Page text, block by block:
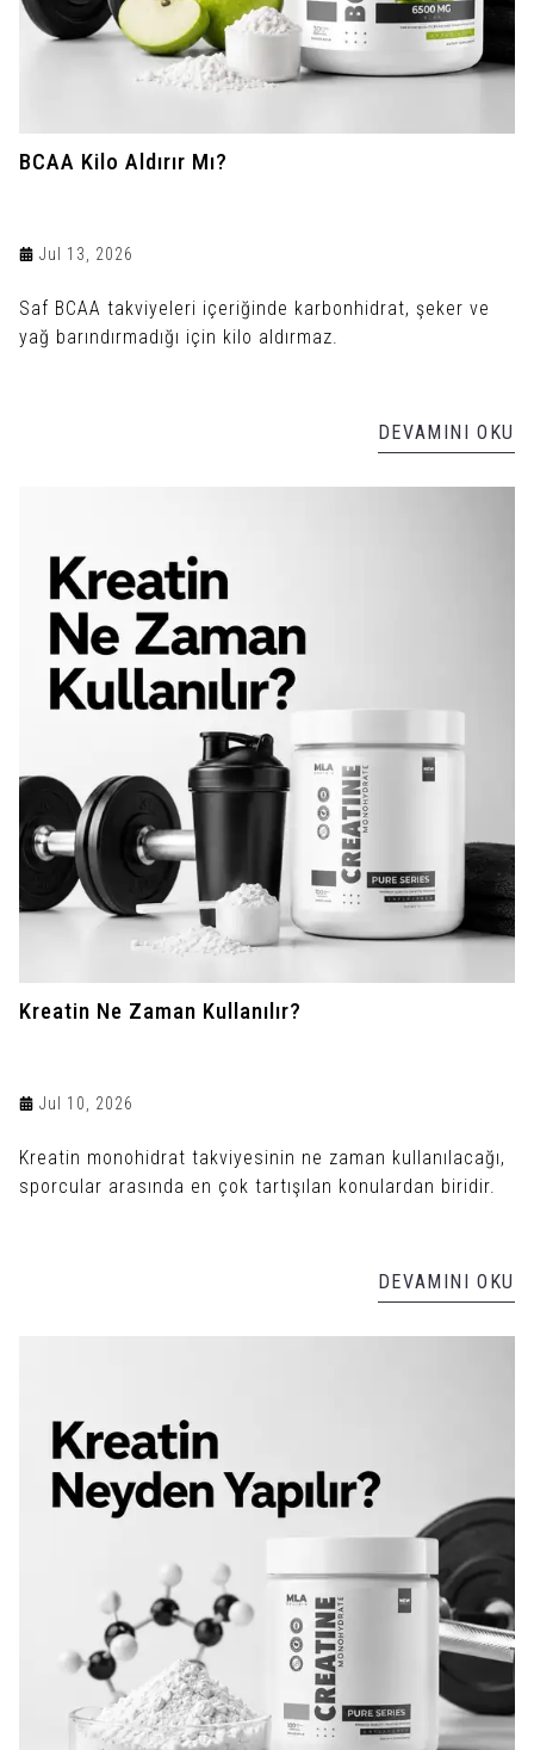
BCAA Kilo Aldırır Mı?
Jul 13, 2026
Saf BCAA takviyeleri içeriğinde karbonhidrat, şeker ve
yağ barındırmadığı için kilo aldırmaz.
DEVAMINI OKU
Kreatin Ne Zaman Kullanılır?
Jul 10, 2026
Kreatin monohidrat takviyesinin ne zaman kullanılacağı,
sporcular arasında en çok tartışılan konulardan biridir.
DEVAMINI OKU